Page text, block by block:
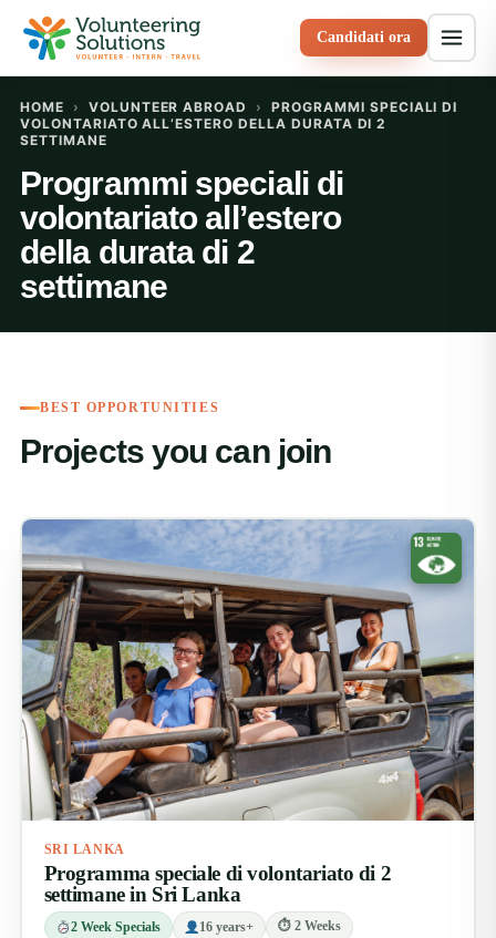
Candidati ora
HOME › VOLUNTEER ABROAD ›
PROGRAMMI SPECIALI DI
VOLONTARIATO ALL’ESTERO DELLA DURATA DI 2
SETTIMANE
Programmi speciali di
volontariato all’estero
della durata di 2
settimane
BEST OPPORTUNITIES
Projects you can join
SRI LANKA
Programma speciale di volontariato di 2
settimane in Sri Lanka
2 Week Specials 16 years+ ⏱ 2 Weeks